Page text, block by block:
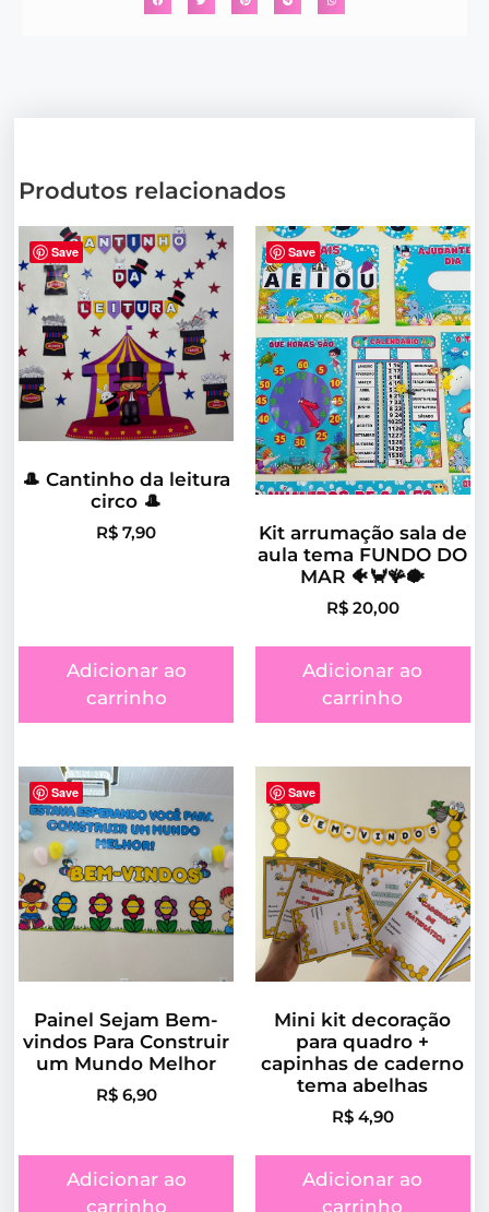
Produtos relacionados
Save
🎩 Cantinho da leitura
circo 🎩
R$ 7,90
Adicionar ao
carrinho
Save
Kit arrumação sala de
aula tema FUNDO DO
MAR 🐠🦀🪸🐡
R$20,00
Adicionar ao
carrinho
Save
Painel Sejam Bem-
vindos Para Construir
um Mundo Melhor
R$6,90
Adicionar ao
carrinho
Save
Mini kit decoração
para quadro +
capinhas de caderno
tema abelhas
R$4,90
Adicionar ao
carrinho